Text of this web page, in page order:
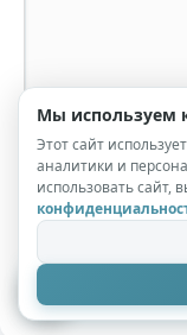
Мы используем
Этот сайт
аналитики и
использовать сайт,